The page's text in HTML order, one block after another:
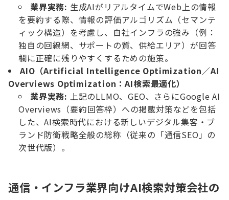
業界実務: 生成AIがリアルタイムでWeb上の情報
を要約する際、情報の評価アルゴリズム（セマンテ
ィック構造）を考慮し、自社インフラの強み（例：
独自の回線網、サポートの質、供給エリア）が回答
欄に正確に残りやすくするための施策。
AIO（Artificial Intelligence Optimization／AI
Overviews Optimization：AI検索最適化）
業界実務: 上記のLLMO、GEO、さらにGoogle AI
Overviews（要約回答枠）への掲載対策などを包括
した、AI検索時代における新しいデジタル集客・ブ
ランド防衛戦略全般の総称（従来の「通信SEO」の
次世代版）。
通信・インフラ業界向けAI検索対策会社の